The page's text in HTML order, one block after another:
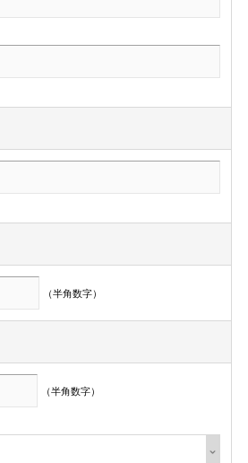
（半角数字）
（半角数字）